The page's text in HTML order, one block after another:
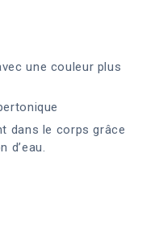
une couleur plus
dans le corps grâce
d’eau.